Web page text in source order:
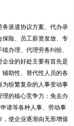
务派遣协议方案、代办录
保险、员工薪资发放、专
办理、代理劳务纠纷、
业的好处主要有首先是
助性、替代性人员的各
为纷繁复杂的人事变动事
理的核心竞争力：免去办
请等各种人事、劳动事
使企业逐渐由无形增值